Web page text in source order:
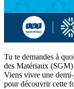
Tu te demandes à
des Matériaux (SGM)
Viens vivre une
pour découvrir cette